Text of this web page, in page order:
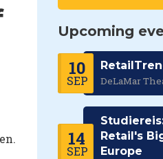
Upcoming
10
SEP DeLaMar
14
SEP
Retail's
Europe